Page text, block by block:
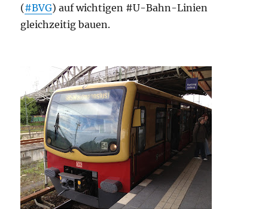
(#BVG) auf wichtigen #U-Bahn-Linien
gleichzeitig bauen.